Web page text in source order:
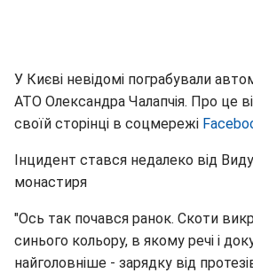
У Києві невідомі пограбували
АТО Олександра Чалапчія. Про це
своїй сторінці в соцмережі
Інцидент стався недалеко від
монастиря
"Ось так почався ранок. Скоти
синього кольору, в якому речі і
найголовніше - зарядку від